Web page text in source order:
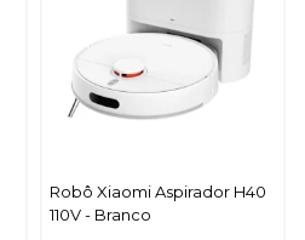
Robô Xiaomi Aspirador H40
110V - Branco